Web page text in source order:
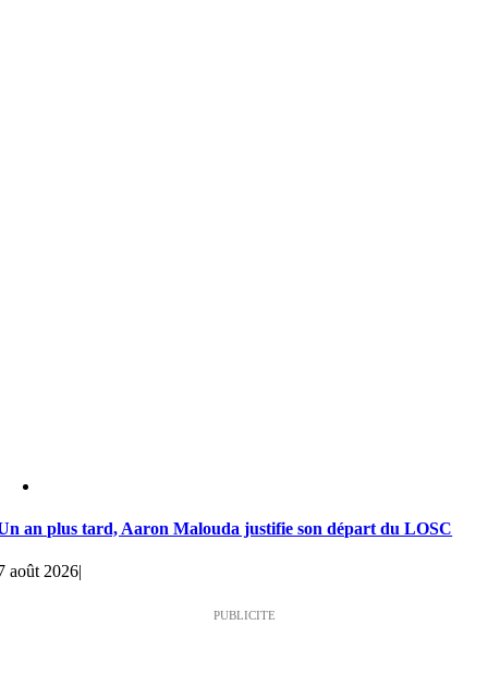
an plus tard, Aaron Malouda justifie son départ du LOSC
août 2026|
PUBLICITE